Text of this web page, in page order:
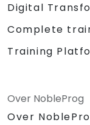
Digital
Complete
Training
Over NobleProg
Over